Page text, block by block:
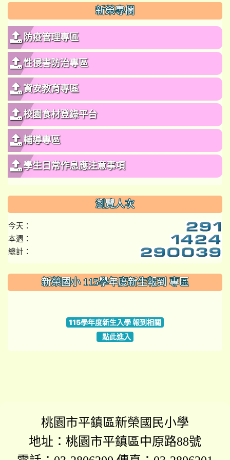
新榮專欄
防疫管理專區
性侵害防治專區
資安教育專區
校園食材登錄平台
輔導專區
學生日常作息應注意事項
瀏覽人次
今天：
本週：
總計：
::: 新榮國小 115學年度新生報到 專區
115學年度新生入學 報到相關
點此進入
桃園市平鎮區新榮國民小學
地址：桃園市平鎮區中原路88號